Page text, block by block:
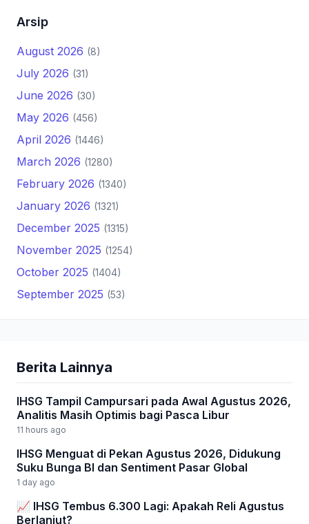
Arsip
August 2026 (8)
July 2026 (31)
June 2026 (30)
May 2026 (456)
April 2026 (1446)
March 2026 (1280)
February 2026 (1340)
January 2026 (1321)
December 2025 (1315)
November 2025 (1254)
October 2025 (1404)
September 2025 (53)
Berita Lainnya
IHSG Tampil Campursari pada Awal Agustus 2026,
Analitis Masih Optimis bagi Pasca Libur
11 hours ago
IHSG Menguat di Pekan Agustus 2026, Didukung
Suku Bunga BI dan Sentiment Pasar Global
1 day ago
📈 IHSG Tembus 6.300 Lagi: Apakah Reli Agustus
Berlanjut?